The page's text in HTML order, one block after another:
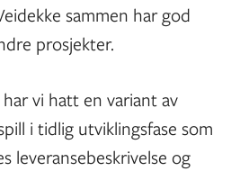
sammen har god
prosjekter.
vi hatt en variant av
i tidlig utviklingsfase som
leveransebeskrivelse og